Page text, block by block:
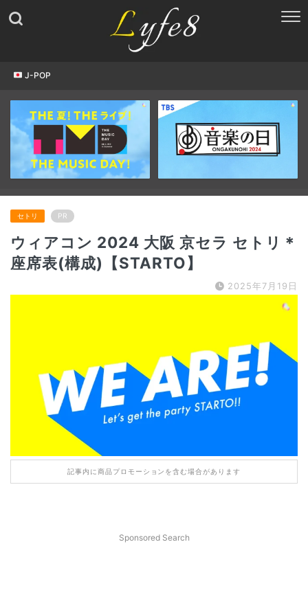
J-POP
セトリ PR
ウィアコン 2024 大阪 京セラ セトリ＊
座席表(構成)【STARTO】
2025年7月19日
記事内に商品プロモーションを含む場合があります
Sponsored Search